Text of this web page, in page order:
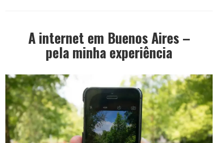
A internet em Buenos Aires –
pela minha experiência